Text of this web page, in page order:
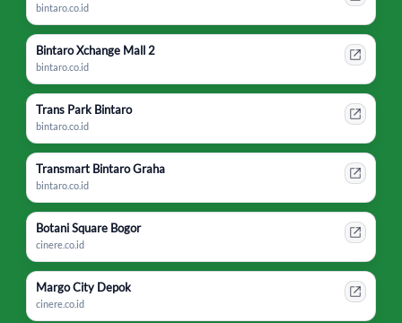
bintaro.co.id
Bintaro Xchange Mall 2
bintaro.co.id
Trans Park Bintaro
bintaro.co.id
Transmart Bintaro Graha
bintaro.co.id
Botani Square Bogor
cinere.co.id
Margo City Depok
cinere.co.id